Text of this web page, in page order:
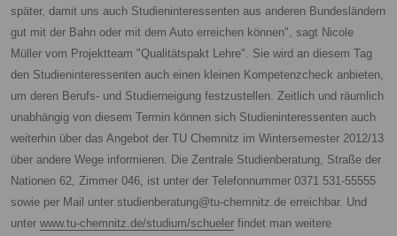
später, damit uns auch Studieninteressenten aus anderen Bundesländern
gut mit der Bahn oder mit dem Auto erreichen können", sagt Nicole
Müller vom Projektteam "Qualitätspakt Lehre". Sie wird an diesem Tag
den Studieninteressenten auch einen kleinen Kompetenzcheck anbieten,
um deren Berufs- und Studierneigung festzustellen. Zeitlich und räumlich
unabhängig von diesem Termin können sich Studieninteressenten auch
weiterhin über das Angebot der TU Chemnitz im Wintersemester 2012/13
über andere Wege informieren. Die Zentrale Studienberatung, Straße der
Nationen 62, Zimmer 046, ist unter der Telefonnummer 0371 531-55555
sowie per Mail unter studienberatung@tu-chemnitz.de erreichbar. Und
unter www.tu-chemnitz.de/studium/schueler findet man weitere